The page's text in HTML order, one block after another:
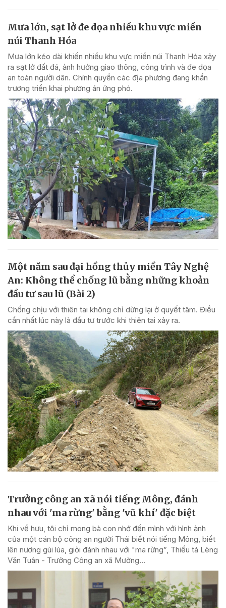
Mưa lớn, sạt lở đe dọa nhiều khu vực miền
núi Thanh Hóa
Mưa lớn kéo dài khiến nhiều khu vực miền núi Thanh Hóa xảy
ra sạt lở đất đá, ảnh hưởng giao thông, công trình và đe dọa
an toàn người dân. Chính quyền các địa phương đang khẩn
trương triển khai phương án ứng phó.
Một năm sau đại hồng thủy miền Tây Nghệ
An: Không thể chống lũ bằng những khoản
đầu tư sau lũ (Bài 2)
Chống chịu với thiên tai không chỉ dừng lại ở quyết tâm. Điều
cần nhất lúc này là đầu tư trước khi thiên tai xảy ra.
Trưởng công an xã nói tiếng Mông, đánh
nhau với 'ma rừng' bằng 'vũ khí' đặc biệt
Khi về hưu, tôi chỉ mong bà con nhớ đến mình với hình ảnh
của một cán bộ công an người Thái biết nói tiếng Mông, biết
lên nương gùi lúa, giỏi đánh nhau với "ma rừng”, Thiếu tá Lèng
Văn Tuân - Trưởng Công an xã Mường...